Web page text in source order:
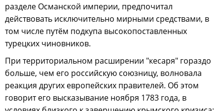
разделе Османской империи, предпочитал
действовать исключительно мирными средствами, в
том числе путём подкупа высокопоставленных
турецких чиновников.
При территориальном расширении "кесаря" гораздо
больше, чем его российскую союзницу, волновала
реакция других европейских правителей. Об этом
говорит его высказывание ноября 1783 года, в